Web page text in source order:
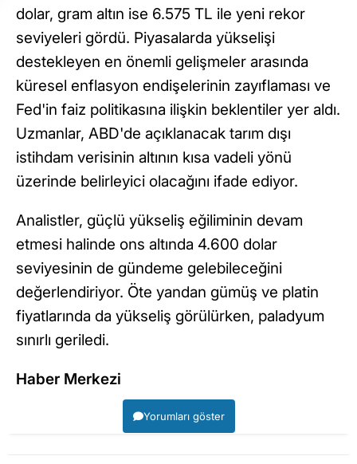
dolar, gram altın ise 6.575 TL ile yeni rekor
seviyeleri gördü. Piyasalarda yükselişi
destekleyen en önemli gelişmeler arasında
küresel enflasyon endişelerinin zayıflaması ve
Fed'in faiz politikasına ilişkin beklentiler yer aldı.
Uzmanlar, ABD'de açıklanacak tarım dışı
istihdam verisinin altının kısa vadeli yönü
üzerinde belirleyici olacağını ifade ediyor.
Analistler, güçlü yükseliş eğiliminin devam
etmesi halinde ons altında 4.600 dolar
seviyesinin de gündeme gelebileceğini
değerlendiriyor. Öte yandan gümüş ve platin
fiyatlarında da yükseliş görülürken, paladyum
sınırlı geriledi.
Haber Merkezi
Yorumları göster